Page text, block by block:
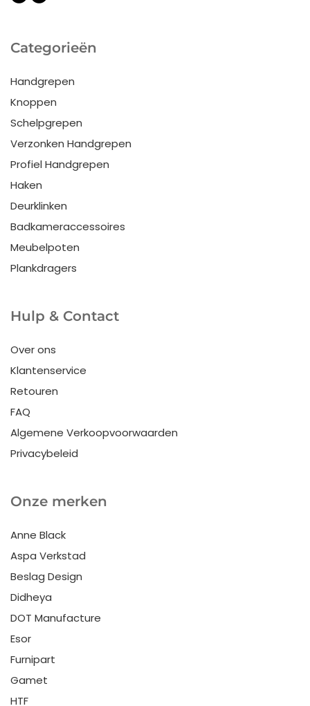
Categorieën
Handgrepen
Knoppen
Schelpgrepen
Verzonken Handgrepen
Profiel Handgrepen
Haken
Deurklinken
Badkameraccessoires
Meubelpoten
Plankdragers
Hulp & Contact
Over ons
Klantenservice
Retouren
FAQ
Algemene Verkoopvoorwaarden
Privacybeleid
Onze merken
Anne Black
Aspa Verkstad
Beslag Design
Didheya
DOT Manufacture
Esor
Furnipart
Gamet
HTF